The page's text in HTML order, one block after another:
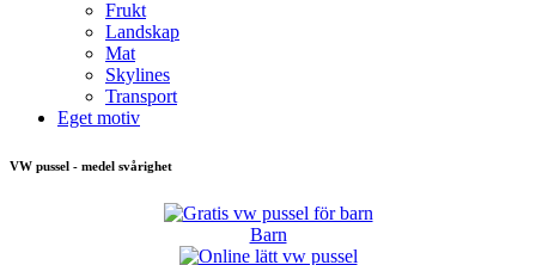
Frukt
Landskap
Mat
Skylines
Transport
Eget motiv
VW pussel - medel svårighet
Barn